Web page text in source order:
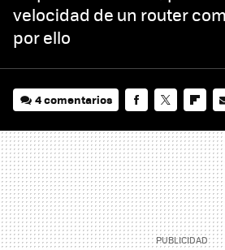
velocidad de un router
por ello
4 comentarios